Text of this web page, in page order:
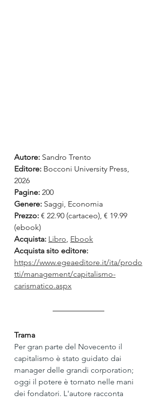
Autore: Sandro Trento
Editore: Bocconi University Press,
2026
Pagine: 200
Genere: Saggi, Economia
Prezzo: € 22.90 (cartaceo), € 19.99
(ebook)
Acquista: Libro, Ebook
Acquista sito editore:
https://www.egeaeditore.it/ita/prodo
tti/management/capitalismo-
carismatico.aspx
Trama
Per gran parte del Novecento il
capitalismo è stato guidato dai
manager delle grandi corporation;
oggi il potere è tornato nelle mani
dei fondatori. L'autore racconta